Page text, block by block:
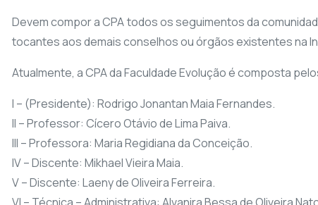
Devem compor a CPA todos os seguimentos da
tocantes aos demais conselhos ou órgãos existentes na
Atualmente, a CPA da Faculdade Evolução é composta
I – (Presidente): Rodrigo Jonantan Maia Fernandes.
II – Professor: Cícero Otávio de Lima Paiva.
III – Professora: Maria Regidiana da Conceição.
IV – Discente: Mikhael Vieira Maia.
V – Discente: Laeny de Oliveira Ferreira.